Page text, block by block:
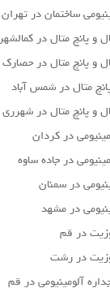
ساختمان در تهران
و پانچ متال در کمالشهر
و پانچ متال در حصارك
متال در شمس آباد
و پانچ متال در شهرری
در کردان
در جاده ساوه
در سمنان
در مشهد
در قم
در رشت
آلومينيومی در قم